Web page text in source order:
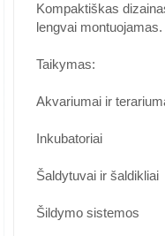
Kompaktiškas
lengvai montuojamas.
Taikymas:
Akvariumai ir
Inkubatoriai
Šaldytuvai ir šaldikliai
Šildymo sistemos